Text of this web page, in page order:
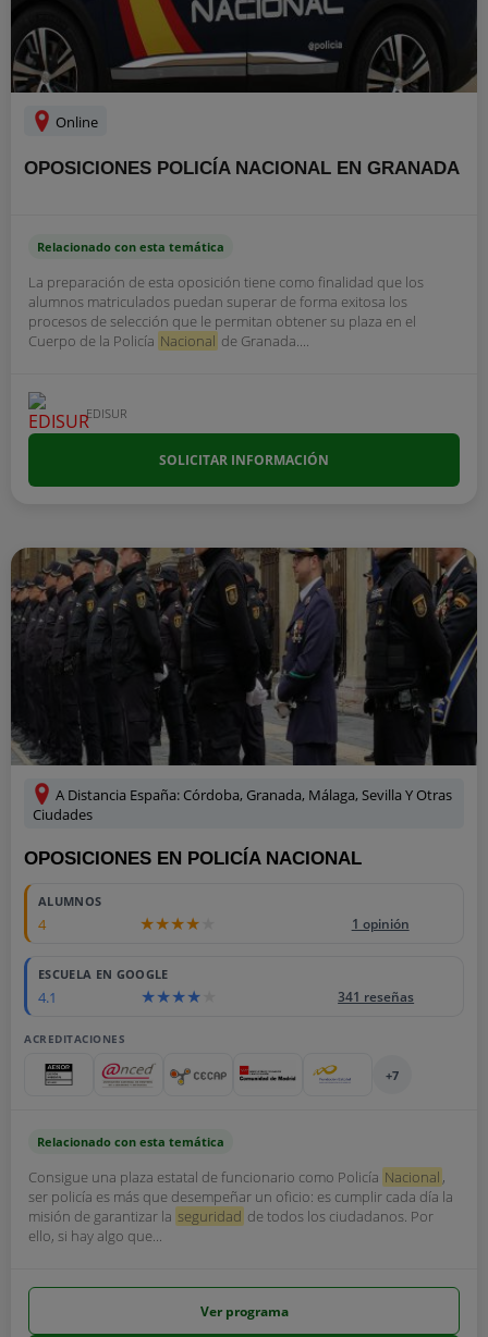
Online
OPOSICIONES POLICÍA NACIONAL EN GRANADA
Relacionado con esta temática
La preparación de esta oposición tiene como finalidad que los
alumnos matriculados puedan superar de forma exitosa los
procesos de selección que le permitan obtener su plaza en el
Cuerpo de la Policía Nacional de Granada....
EDISUR
SOLICITAR INFORMACIÓN
A Distancia España: Córdoba, Granada, Málaga, Sevilla Y Otras
Ciudades
OPOSICIONES EN POLICÍA NACIONAL
ALUMNOS
4 1 opinión
ESCUELA EN GOOGLE
4.1 341 reseñas
ACREDITACIONES
+7
Relacionado con esta temática
Consigue una plaza estatal de funcionario como Policía Nacional ,
ser policía es más que desempeñar un oficio: es cumplir cada día la
misión de garantizar la seguridad de todos los ciudadanos. Por
ello, si hay algo que...
Ver programa